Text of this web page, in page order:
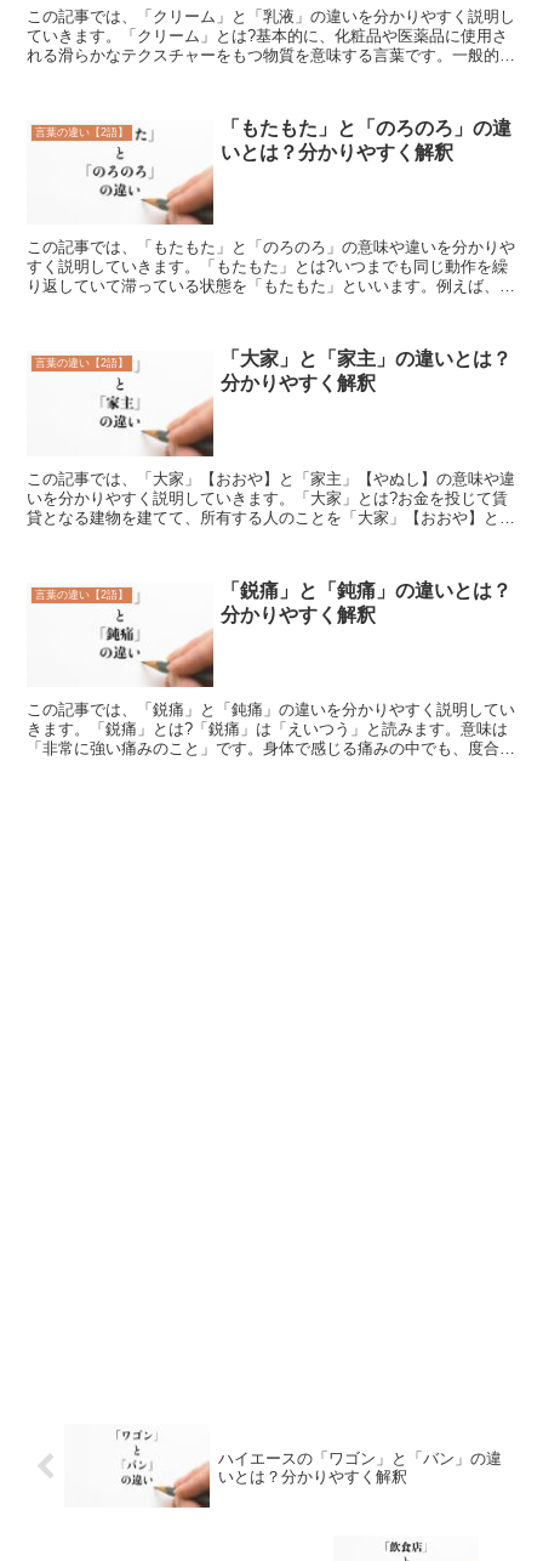
この記事では、「クリーム」と「乳液」の違いを分かりやすく説明し
ていきます。「クリーム」とは?基本的に、化粧品や医薬品に使用さ
れる滑らかなテクスチャーをもつ物質を意味する言葉です。一般的に
言葉の違い【2語】
「もたもた」と「のろのろ」の違
いとは？分かりやすく解釈
この記事では、「もたもた」と「のろのろ」の意味や違いを分かりや
すく説明していきます。「もたもた」とは?いつまでも同じ動作を繰
り返していて滞っている状態を「もたもた」といいます。例えば、学
言葉の違い【2語】
「大家」と「家主」の違いとは？
分かりやすく解釈
この記事では、「大家」【おおや】と「家主」【やぬし】の意味や違
いを分かりやすく説明していきます。「大家」とは?お金を投じて賃
貸となる建物を建てて、所有する人のことを「大家」【おおや】とい
言葉の違い【2語】
「鋭痛」と「鈍痛」の違いとは？
分かりやすく解釈
この記事では、「鋭痛」と「鈍痛」の違いを分かりやすく説明してい
きます。「鋭痛」とは?「鋭痛」は「えいつう」と読みます。意味は
「非常に強い痛みのこと」です。身体で感じる痛みの中でも、度合い
ハイエースの「ワゴン」と「バン」の違
いとは？分かりやすく解釈